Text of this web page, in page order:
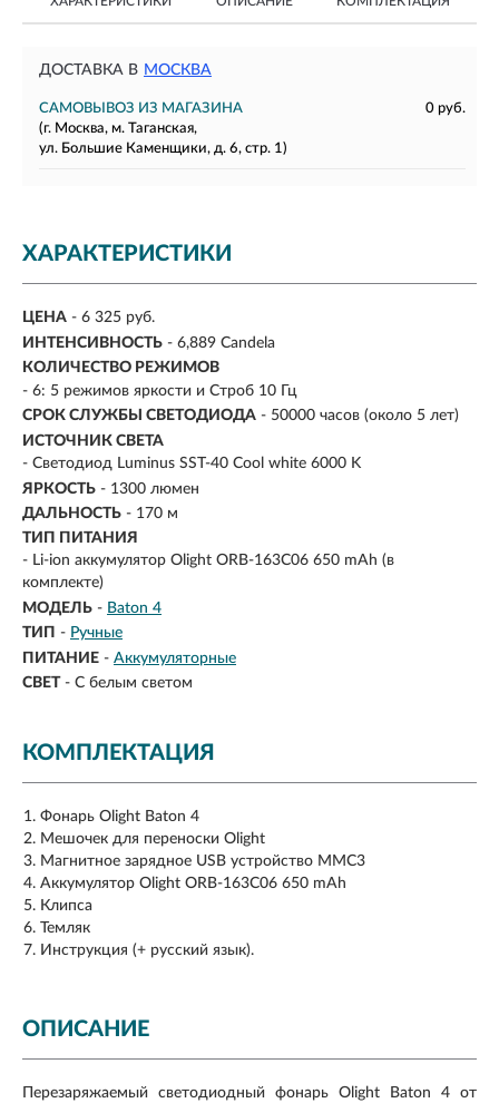
ДОСТАВКА В МОСКВА
САМОВЫВОЗ ИЗ МАГАЗИНА
0 руб.
(г. Москва, м. Таганская,
ул. Большие Каменщики, д. 6, стр. 1)
ХАРАКТЕРИСТИКИ
ЦЕНА - 6 325 руб.
ИНТЕНСИВНОСТЬ - 6,889 Candela
КОЛИЧЕСТВО РЕЖИМОВ
- 6: 5 режимов яркости и Строб 10 Гц
СРОК СЛУЖБЫ СВЕТОДИОДА - 50000 часов (около 5 лет)
ИСТОЧНИК СВЕТА
- Светодиод Luminus SST-40 Cool white 6000 K
ЯРКОСТЬ - 1300 люмен
ДАЛЬНОСТЬ - 170 м
ТИП ПИТАНИЯ
- Li-ion аккумулятор Olight ORB-163C06 650 mAh (в
комплекте)
МОДЕЛЬ - Baton 4
ТИП - Ручные
ПИТАНИЕ - Аккумуляторные
СВЕТ - С белым светом
КОМПЛЕКТАЦИЯ
Фонарь Olight Baton 4
Мешочек для переноски Olight
Магнитное зарядное USB устройство MMC3
Аккумулятор Olight ORB-163C06 650 mAh
Клипса
Темляк
Инструкция (+ русский язык).
ОПИСАНИЕ
Перезаряжаемый светодиодный фонарь Olight Baton 4 от